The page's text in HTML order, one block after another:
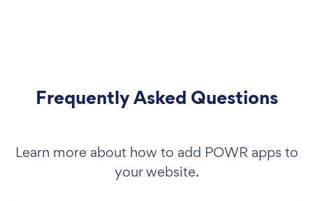
Frequently Asked Questions
Learn more about how to add POWR apps to
your website.